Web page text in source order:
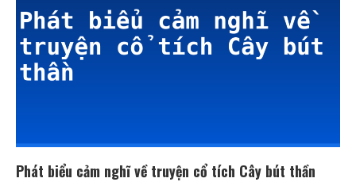
Phát biểu cảm nghĩ về truyện cổ tích Cây bút thần